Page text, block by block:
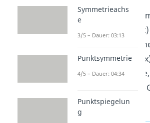
f(x) =
f(-x) =
der oberen
gilt
Symmetrieachs
e
3/5 – Dauer: 03:13
Punktsymmetrie
4/5 – Dauer: 04:34
Punktspiegelun
g